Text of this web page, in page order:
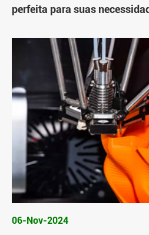
perfeita para suas
06-Nov-2024